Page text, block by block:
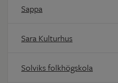
Sappa
Sara Kulturhus
Solviks folkhögskola